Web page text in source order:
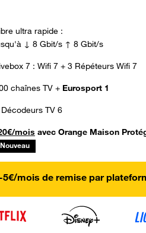
ultra rapide :
↓ 8 Gbit/s ↑ 8 Gbit/s
7 : Wifi 7 + 3 Répéteurs Wifi 7
chaînes TV + Eurosport 1
TV 6
mois avec Orange Maison
Nouveau
5€/mois de remise par